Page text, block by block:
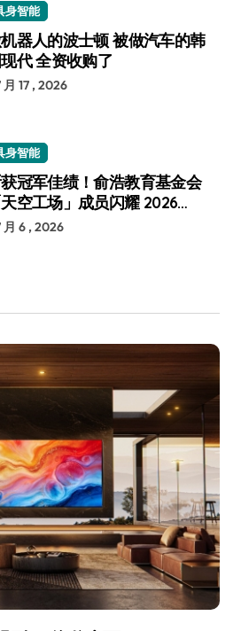
身智能
器人的波士顿 被做汽车的韩
代 全资收购了
月 17 , 2026
身智能
冠军佳绩！俞浩教育基金会
天空工场」成员闪耀 2026
机器人世界杯
月 6 , 2026